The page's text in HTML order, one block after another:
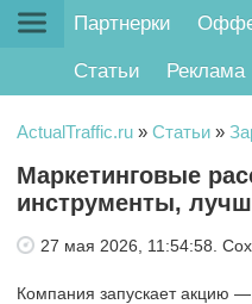
Партнерки
Статьи Реклама
ActualTraffic.ru » Статьи »
Маркетинговые
инструменты,
27 мая 2026, 11:54:58.
Компания запускает акцию